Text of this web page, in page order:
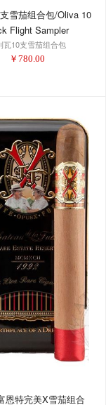
雪茄组合包/Oliva 10
Flight Sampler
瓦10支雪茄组合包
￥ 780.00
恩特完美X雪茄组合